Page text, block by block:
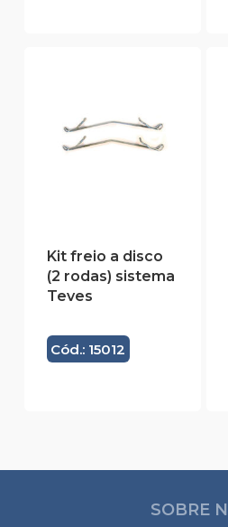
Kit freio a disco
(2 rodas) sistema
Teves
Cód.: 15012
SOBRE